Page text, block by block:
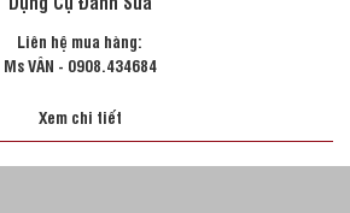
Liên hệ mua hàng:
Ms VÂN - 0908.434684
Xem chi tiết